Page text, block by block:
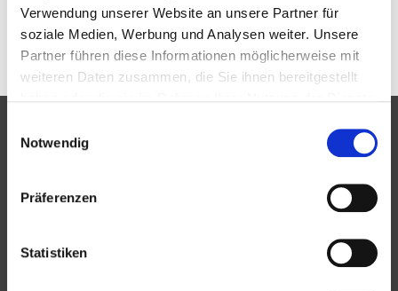
Verwendung unserer Website an unsere Partner für
soziale Medien, Werbung und Analysen weiter. Unsere
Partner führen diese Informationen möglicherweise mit
weiteren Daten zusammen, die Sie ihnen bereitgestellt
Notwendig
Präferenzen
Statistiken
Wir freuen uns auf euch!
Partner